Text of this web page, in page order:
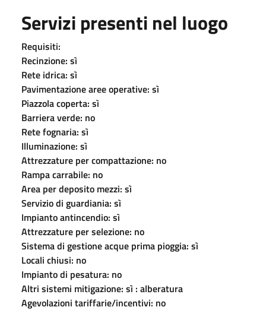
Servizi presenti nel luogo
Requisiti:
Recinzione: sì
Rete idrica: sì
Pavimentazione aree operative: sì
Piazzola coperta: sì
Barriera verde: no
Rete fognaria: sì
Illuminazione: sì
Attrezzature per compattazione: no
Rampa carrabile: no
Area per deposito mezzi: sì
Servizio di guardiania: sì
Impianto antincendio: sì
Attrezzature per selezione: no
Sistema di gestione acque prima pioggia: sì
Locali chiusi: no
Impianto di pesatura: no
Altri sistemi mitigazione: sì : alberatura
Agevolazioni tariffarie/incentivi: no